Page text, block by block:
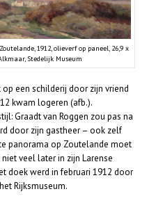
1912, olieverf op paneel, 26,9 x
Stedelijk Museum
een schilderij door zijn vriend
kwam logeren (afb.).
Graadt van Roggen zou pas na
door zijn gastheer – ook zelf
panorama op Zoutelande moet
veel later in zijn Larense
doek werd in februari 1912 door
Rijksmuseum.